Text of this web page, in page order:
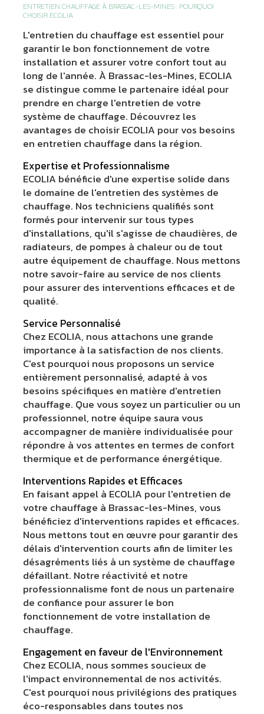
ENTRETIEN CHAUFFAGE À BRASSAC-LES-MINES : POURQUOI
CHOISIR ECOLIA
L'entretien du chauffage est essentiel pour
garantir le bon fonctionnement de votre
installation et assurer votre confort tout au
long de l'année. À Brassac-les-Mines, ECOLIA
se distingue comme le partenaire idéal pour
prendre en charge l'entretien de votre
système de chauffage. Découvrez les
avantages de choisir ECOLIA pour vos besoins
en entretien chauffage dans la région.
Expertise et Professionnalisme
ECOLIA bénéficie d'une expertise solide dans
le domaine de l'entretien des systèmes de
chauffage. Nos techniciens qualifiés sont
formés pour intervenir sur tous types
d'installations, qu'il s'agisse de chaudières, de
radiateurs, de pompes à chaleur ou de tout
autre équipement de chauffage. Nous mettons
notre savoir-faire au service de nos clients
pour assurer des interventions efficaces et de
qualité.
Service Personnalisé
Chez ECOLIA, nous attachons une grande
importance à la satisfaction de nos clients.
C'est pourquoi nous proposons un service
entièrement personnalisé, adapté à vos
besoins spécifiques en matière d'entretien
chauffage. Que vous soyez un particulier ou un
professionnel, notre équipe saura vous
accompagner de manière individualisée pour
répondre à vos attentes en termes de confort
thermique et de performance énergétique.
Interventions Rapides et Efficaces
En faisant appel à ECOLIA pour l'entretien de
votre chauffage à Brassac-les-Mines, vous
bénéficiez d'interventions rapides et efficaces.
Nous mettons tout en œuvre pour garantir des
délais d'intervention courts afin de limiter les
désagréments liés à un système de chauffage
défaillant. Notre réactivité et notre
professionnalisme font de nous un partenaire
de confiance pour assurer le bon
fonctionnement de votre installation de
chauffage.
Engagement en faveur de l'Environnement
Chez ECOLIA, nous sommes soucieux de
l'impact environnemental de nos activités.
C'est pourquoi nous privilégions des pratiques
éco-responsables dans toutes nos